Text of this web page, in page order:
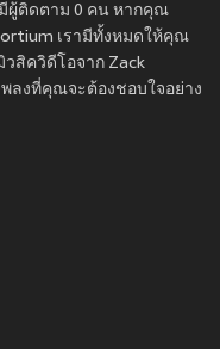
ผู้ติดตาม 0 คน หากคุณ
เรามีทั้งหมดให้คุณ
วสิควิดีโอจาก Zack
พลงที่คุณจะต้องชอบใจอย่าง